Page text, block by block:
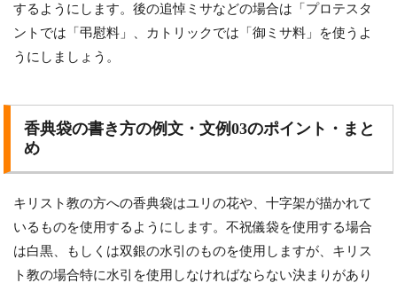
するようにします。後の追悼ミサなどの場合は「プロテスタ
ントでは「弔慰料」、カトリックでは「御ミサ料」を使うよ
うにしましょう。
香典袋の書き方の例文・文例03のポイント・まと
め
キリスト教の方への香典袋はユリの花や、十字架が描かれて
いるものを使用するようにします。不祝儀袋を使用する場合
は白黒、もしくは双銀の水引のものを使用しますが、キリス
ト教の場合特に水引を使用しなければならない決まりがあり